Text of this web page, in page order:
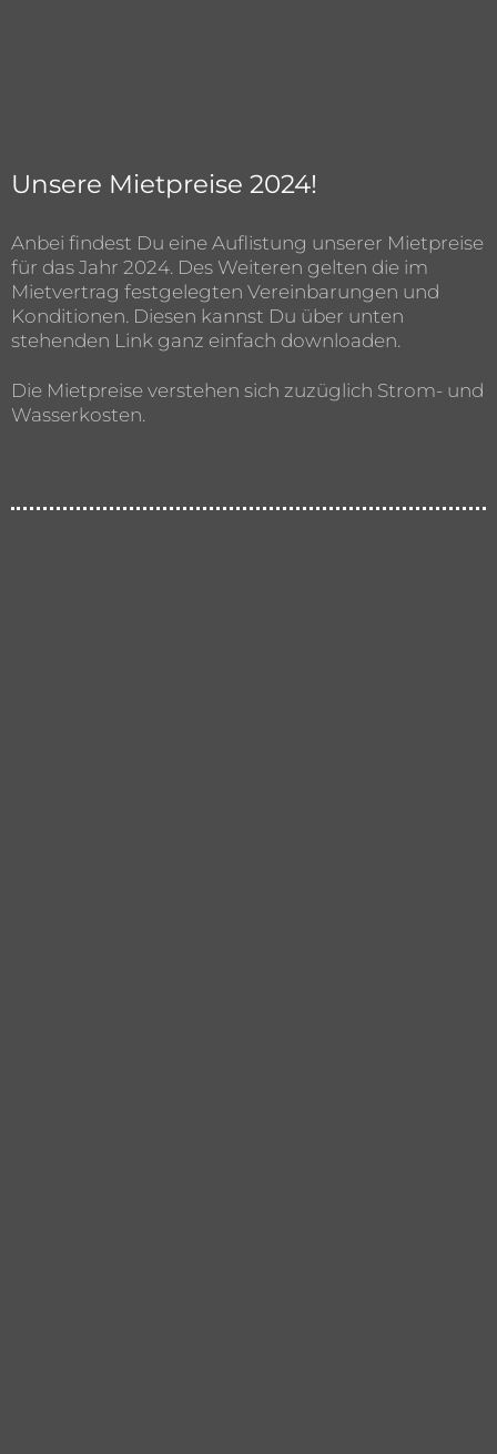
Unsere Mietpreise 2024!
Anbei findest Du eine Auflistung unserer Mietpreise
für das Jahr 2024. Des Weiteren gelten die im
Mietvertrag festgelegten Vereinbarungen und
Konditionen. Diesen kannst Du über unten
stehenden Link ganz einfach downloaden.
Die Mietpreise verstehen sich zuzüglich Strom- und
Wasserkosten.